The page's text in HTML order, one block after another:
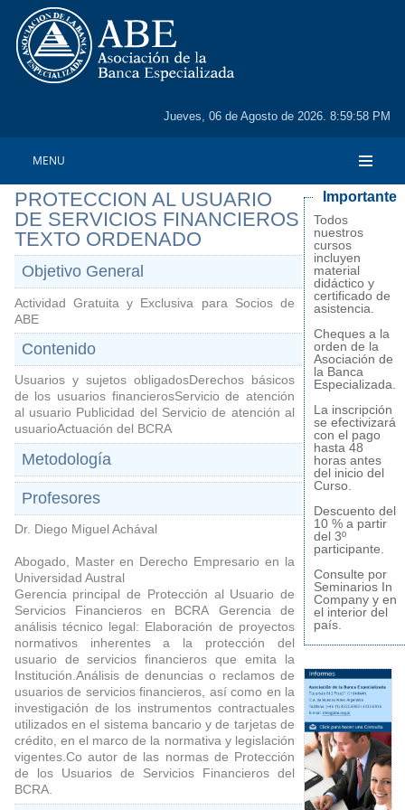
Jueves, 06 de Agosto de 2026. 8:59:58 PM
MENU
PROTECCION AL USUARIO
DE SERVICIOS FINANCIEROS
TEXTO ORDENADO
Objetivo General
Actividad Gratuita y Exclusiva para Socios de
ABE
Contenido
Usuarios y sujetos obligadosDerechos básicos
de los usuarios financierosServicio de atención
al usuario Publicidad del Servicio de atención al
usuarioActuación del BCRA
Metodología
Profesores
Dr. Diego Miguel Achával
Abogado, Master en Derecho Empresario en la
Universidad Austral
Gerencia principal de Protección al Usuario de
Servicios Financieros en BCRA Gerencia de
análisis técnico legal: Elaboración de proyectos
normativos inherentes a la protección del
usuario de servicios financieros que emita la
Institución.Análisis de denuncias o reclamos de
usuarios de servicios financieros, así como en la
investigación de los instrumentos contractuales
utilizados en el sistema bancario y de tarjetas de
crédito, en el marco de la normativa y legislación
vigentes.Co autor de las normas de Protección
de los Usuarios de Servicios Financieros del
BCRA.
Importante
Todos
nuestros
cursos
incluyen
material
didáctico y
certificado de
asistencia.
Cheques a la
orden de la
Asociación de
la Banca
Especializada.
La inscripción
se efectivizará
con el pago
hasta 48
horas antes
del inicio del
Curso.
Descuento del
10 % a partir
del 3º
participante.
Consulte por
Seminarios In
Company y en
el interior del
país.